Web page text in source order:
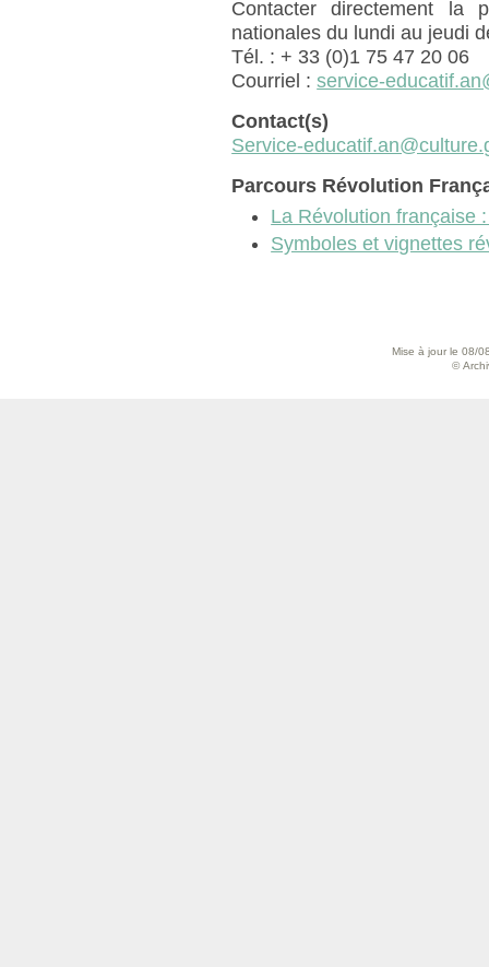
Contacter directement la
nationales du lundi au jeudi
Tél. : + 33 (0)1 75 47 20 06
Courriel :service-
Contact(s)
Service-
Parcours Révolution
La Révolution française
Symboles et vignettes
Mise à jour le 08/
©